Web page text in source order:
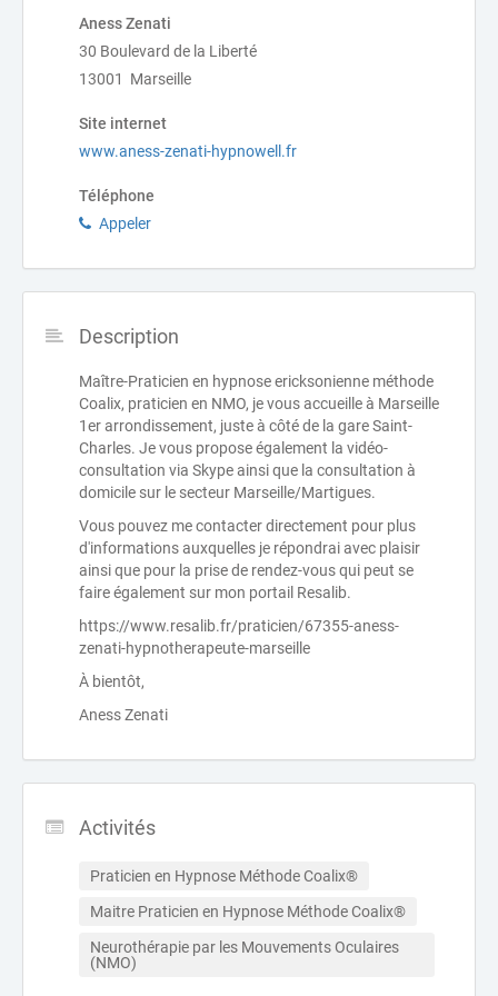
Aness Zenati
30 Boulevard de la Liberté
13001 Marseille
Site internet
www.aness-zenati-hypnowell.fr
Téléphone
Appeler
Description
Maître-Praticien en hypnose ericksonienne méthode
Coalix, praticien en NMO, je vous accueille à Marseille
1er arrondissement, juste à côté de la gare Saint-
Charles. Je vous propose également la vidéo-
consultation via Skype ainsi que la consultation à
domicile sur le secteur Marseille/Martigues.
Vous pouvez me contacter directement pour plus
d'informations auxquelles je répondrai avec plaisir
ainsi que pour la prise de rendez-vous qui peut se
faire également sur mon portail Resalib.
https://www.resalib.fr/praticien/67355-aness-
zenati-hypnotherapeute-marseille
À bientôt,
Aness Zenati
Activités
Praticien en Hypnose Méthode Coalix®
Maitre Praticien en Hypnose Méthode Coalix®
Neurothérapie par les Mouvements Oculaires
(NMO)